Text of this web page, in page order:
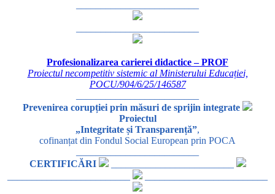
Profesionalizarea carierei didactice – PROF
Proiectul necompetitiv sistemic al Ministerului Educației,
POCU/904/6/25/146587
Prevenirea corupției prin măsuri de sprijin integrate
Proiectul
„Integritate și Transparență”,
cofinanțat din Fondul Social European prin POCA
CERTIFICĂRI
_________________________